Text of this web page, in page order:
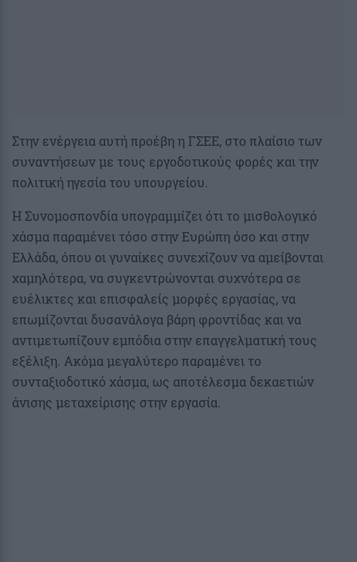
Στην ενέργεια αυτή προέβη η ΓΣΕΕ, στο πλαίσιο των
συναντήσεων με τους εργοδοτικούς φορές και την
πολιτική ηγεσία του υπουργείου.
Η Συνομοσπονδία υπογραμμίζει ότι το μισθολογικό
χάσμα παραμένει τόσο στην Ευρώπη όσο και στην
Ελλάδα, όπου οι γυναίκες συνεχίζουν να αμείβονται
χαμηλότερα, να συγκεντρώνονται συχνότερα σε
ευέλικτες και επισφαλείς μορφές εργασίας, να
επωμίζονται δυσανάλογα βάρη φροντίδας και να
αντιμετωπίζουν εμπόδια στην επαγγελματική τους
εξέλιξη. Ακόμα μεγαλύτερο παραμένει το
συνταξιοδοτικό χάσμα, ως αποτέλεσμα δεκαετιών
άνισης μεταχείρισης στην εργασία.